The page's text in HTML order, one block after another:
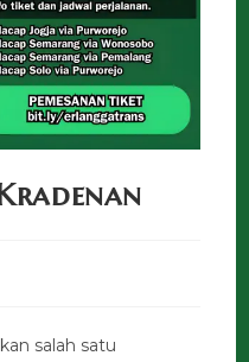
salah satu